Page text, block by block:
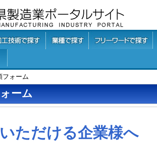
フォーム
ーム
ただける企業様へ